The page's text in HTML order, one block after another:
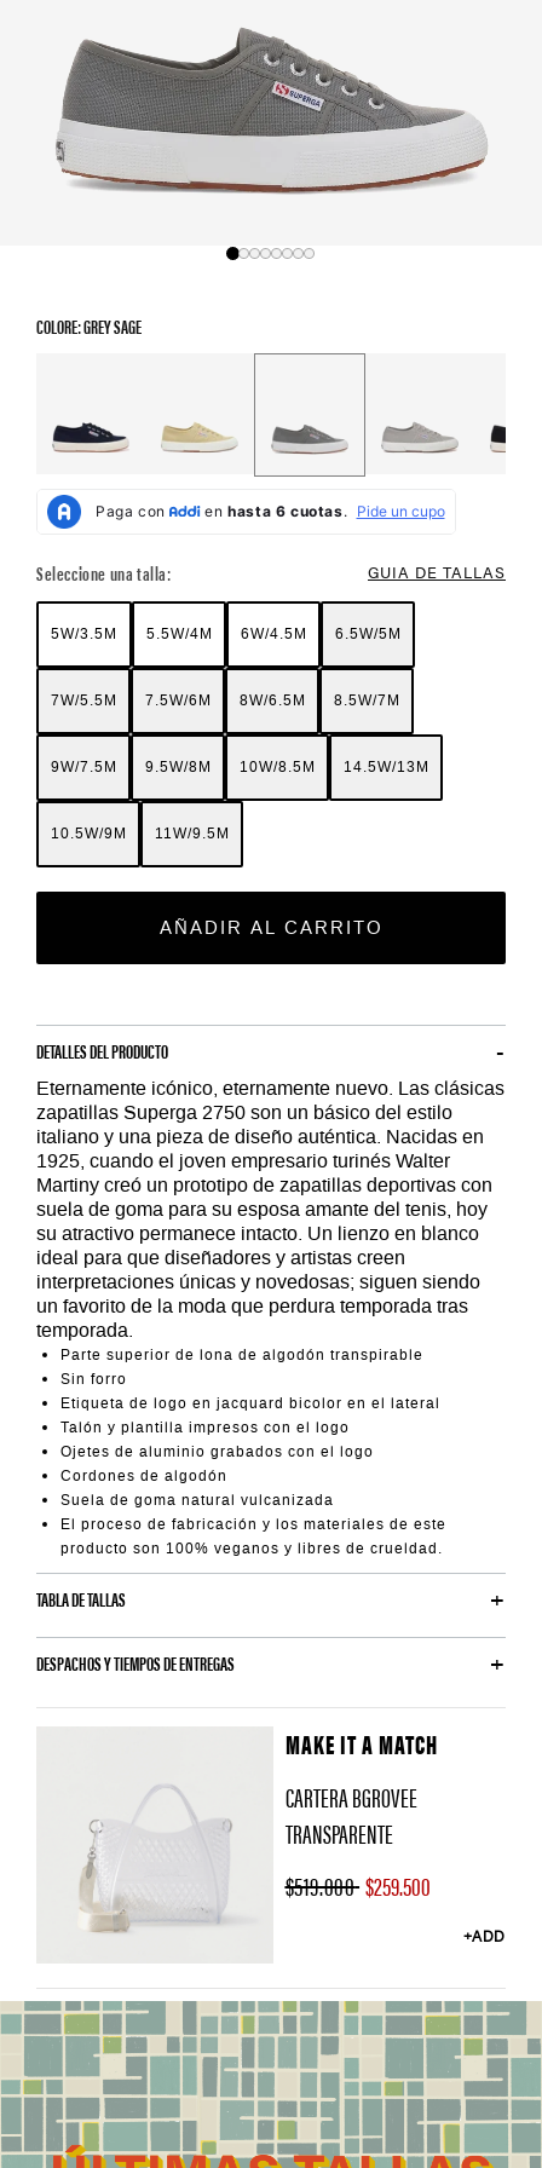
COLORE: GREY SAGE
Seleccione una talla: GUIA DE TALLAS
5W/3.5M 5.5W/4M 6W/4.5M 6.5W/5M
7W/5.5M 7.5W/6M 8W/6.5M 8.5W/7M
9W/7.5M 9.5W/8M 10W/8.5M 14.5W/13M
10.5W/9M 11W/9.5M
AÑADIR AL CARRITO
DETALLES DEL PRODUCTO
Eternamente icónico, eternamente nuevo. Las clásicas
zapatillas Superga 2750 son un básico del estilo
italiano y una pieza de diseño auténtica. Nacidas en
1925, cuando el joven empresario turinés Walter
Martiny creó un prototipo de zapatillas deportivas con
suela de goma para su esposa amante del tenis, hoy
su atractivo permanece intacto. Un lienzo en blanco
ideal para que diseñadores y artistas creen
interpretaciones únicas y novedosas; siguen siendo
un favorito de la moda que perdura temporada tras
temporada.
Parte superior de lona de algodón transpirable
Sin forro
Etiqueta de logo en jacquard bicolor en el lateral
Talón y plantilla impresos con el logo
Ojetes de aluminio grabados con el logo
Cordones de algodón
Suela de goma natural vulcanizada
El proceso de fabricación y los materiales de este
producto son 100% veganos y libres de crueldad.
TABLA DE TALLAS
DESPACHOS Y TIEMPOS DE ENTREGAS
MAKE IT A MATCH
CARTERA BGROVEE
TRANSPARENTE
$519.000 $259.500
+ADD
Y
o
u
m
a